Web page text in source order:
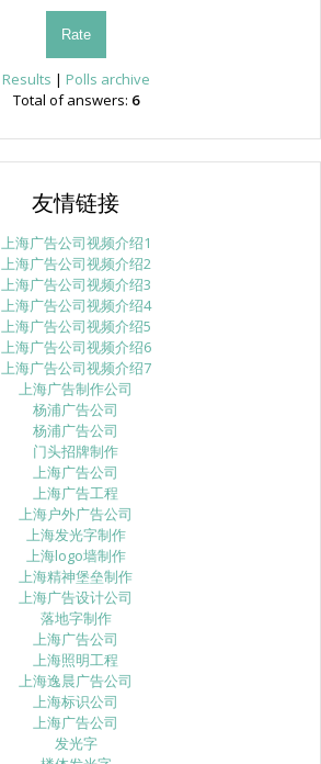
Results | Polls archive
Total of answers: 6
友情链接
上海广告公司视频介绍1
上海广告公司视频介绍2
上海广告公司视频介绍3
上海广告公司视频介绍4
上海广告公司视频介绍5
上海广告公司视频介绍6
上海广告公司视频介绍7
上海广告制作公司
杨浦广告公司
杨浦广告公司
门头招牌制作
上海广告公司
上海广告工程
上海户外广告公司
上海发光字制作
上海logo墙制作
上海精神堡垒制作
上海广告设计公司
落地字制作
上海广告公司
上海照明工程
上海逸晨广告公司
上海标识公司
上海广告公司
发光字